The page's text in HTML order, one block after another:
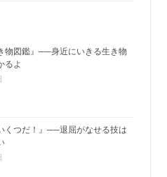
物図鑑』──身近にいきる生き物
るよ
くつだ！』──退屈がなせる技は